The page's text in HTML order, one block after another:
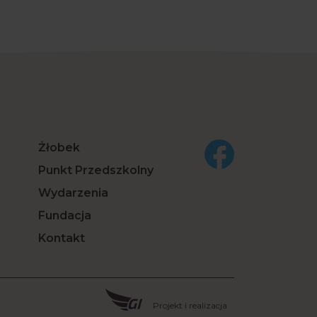
Żłobek
Punkt Przedszkolny
Wydarzenia
Fundacja
Kontakt
Projekt i realizacja